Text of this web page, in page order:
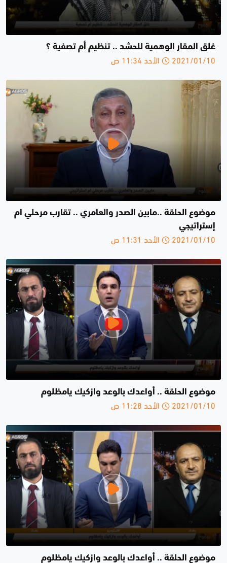
غلق المقار الوهمية للحشد .. تنظيم أم تصفية ؟
2021/01/10 الأحد 11:34 ص
موضوع الحلقة ..مابين الصدر والعامري .. تقارب مرحلي ام
إستراتيجي
2021/01/10 الأحد 11:31 ص
موضوع الحلقة .. أواعدك بالوعد وازكيك يامظلوم
2021/01/10 الأحد 11:28 ص
موضوع الحلقة .. أواعدك بالوعد وازكيك يامظلوم